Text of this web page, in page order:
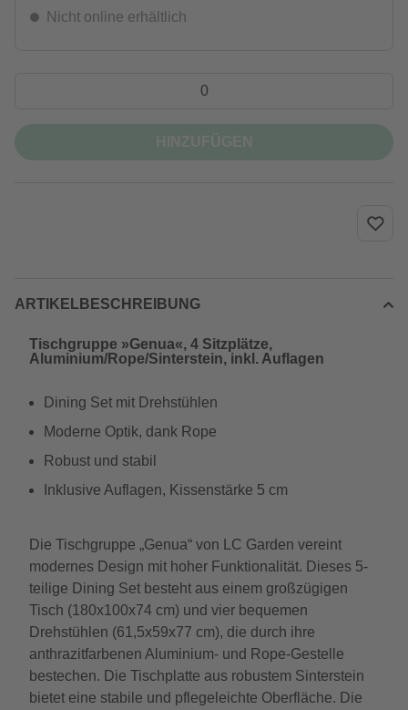
Nicht online erhältlich
ARTIKELBESCHREIBUNG
Tischgruppe »Genua«, 4 Sitzplätze,
Aluminium/Rope/Sinterstein, inkl. Auflagen
Dining Set mit Drehstühlen
Moderne Optik, dank Rope
Robust und stabil
Inklusive Auflagen, Kissenstärke 5 cm
Die Tischgruppe „Genua“ von LC Garden vereint
modernes Design mit hoher Funktionalität. Dieses 5-
teilige Dining Set besteht aus einem großzügigen
Tisch (180x100x74 cm) und vier bequemen
Drehstühlen (61,5x59x77 cm), die durch ihre
anthrazitfarbenen Aluminium- und Rope-Gestelle
bestechen. Die Tischplatte aus robustem Sinterstein
bietet eine stabile und pflegeleichte Oberfläche. Die